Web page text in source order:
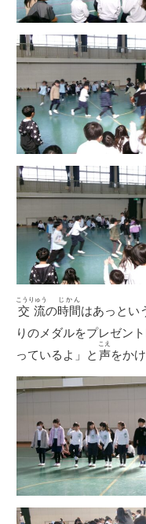
交流
こうりゅう
の時間
じかん
はあっとい
りのメダルをプレゼン
っているよ」と 声
こえ
をか